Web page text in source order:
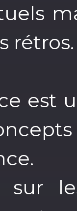
rétros.
est
sur